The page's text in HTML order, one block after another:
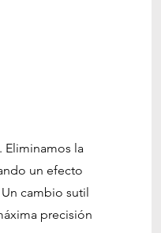
Eliminamos la
un efecto
cambio sutil
precisión